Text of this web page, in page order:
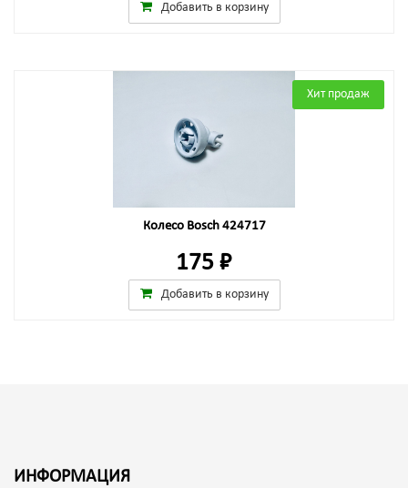
Добавить в корзину
Хит продаж
Колесо Bosch 424717
175 ₽
Добавить в корзину
ИНФОРМАЦИЯ